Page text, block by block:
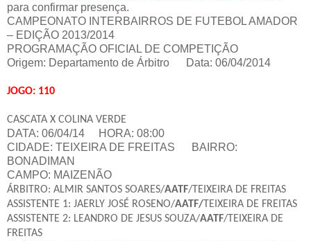
para confirmar presença.
CAMPEONATO INTERBAIRROS DE FUTEBOL AMADOR
– EDIÇÃO 2013/2014
PROGRAMAÇÃO OFICIAL DE COMPETIÇÃO
Origem: Departamento de Árbitro
Data: 06/04/2014
JOGO: 110
CASCATA X COLINA VERDE
DATA: 06/04/14 HORA: 08:00
CIDADE: TEIXEIRA DE FREITAS
BAIRRO:
BONADIMAN
CAMPO: MAIZENÃO
ÁRBITRO: ALMIR SANTOS SOARES/AATF/TEIXEIRA DE FREITAS
ASSISTENTE 1: JAERLY JOSÉ ROSENO/AATF/TEIXEIRA DE FREITAS
ASSISTENTE 2: LEANDRO DE JESUS SOUZA/AATF/TEIXEIRA DE
FREITAS